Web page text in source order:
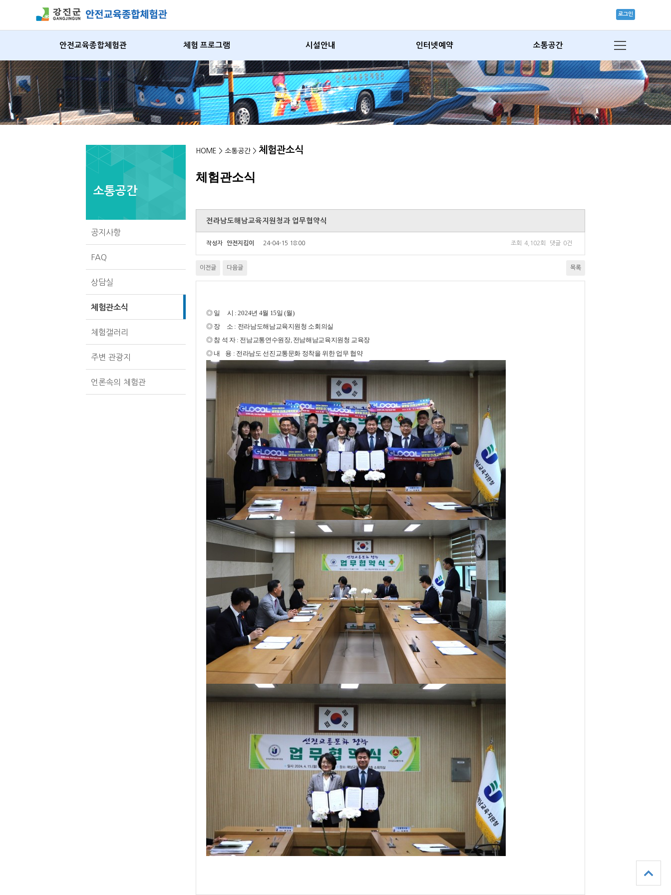
로그인
안전교육종합체험관 체험 프로그램 시설안내 인터넷예약 소통공간
소통공간
공지사항
FAQ
상담실
체험관소식
체험갤러리
주변 관광지
언론속의 체험관
HOME > 소통공간 > 체험관소식
체험관소식
전라남도해남교육지원청과 업무협약식
작성자 안전지킴이 24-04-15 18:00 조회 4,102회 댓글 0건
이전글 다음글 목록
◎ 일 시 : 2024년 4월 15일 (월)
◎ 장 소 : 전라남도해남교육지원청 소회의실
◎ 참 석 자 : 전남교통연수원장, 전남해남교육지원청 교육장
◎ 내 용 : 전라남도 선진교통문화 정착을 위한 업무 협약